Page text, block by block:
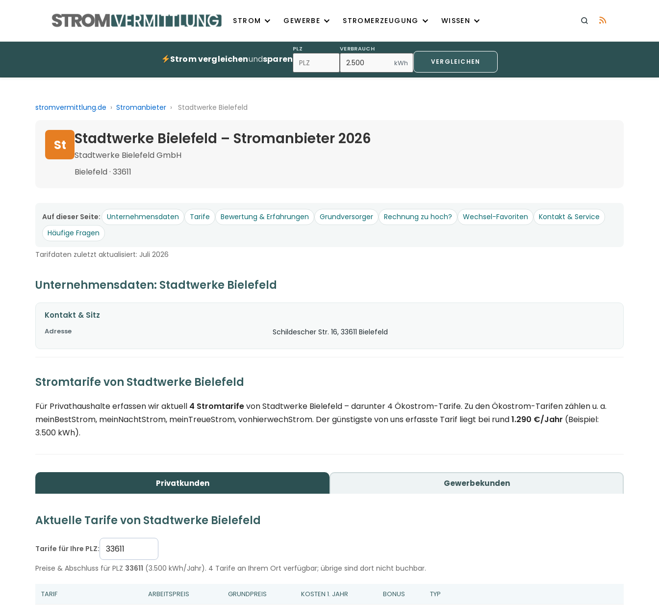
STROM GEWERBE STROMERZEUGUNG WISSEN
Strom vergleichenundsparen
PLZ VERBRAUCH
kWh VERGLEICHEN
stromvermittlung.de › Stromanbieter › Stadtwerke Bielefeld
St Stadtwerke Bielefeld – Stromanbieter 2026
Stadtwerke Bielefeld GmbH
Bielefeld · 33611
Auf dieser Seite: Unternehmensdaten Tarife Bewertung & Erfahrungen Grundversorger Rechnung zu hoch? Wechsel-Favoriten
Kontakt & Service
Häufige Fragen
Tarifdaten zuletzt aktualisiert: Juli 2026
Unternehmensdaten: Stadtwerke Bielefeld
Kontakt & Sitz
Adresse Schildescher Str. 16, 33611 Bielefeld
Stromtarife von Stadtwerke Bielefeld
Für Privathaushalte erfassen wir aktuell 4 Stromtarifevon Stadtwerke Bielefeld – darunter 4 Ökostrom-Tarife. Zu den Ökostrom-Tarifen zählen u. a.
meinBestStrom, meinNachtStrom, meinTreueStrom, vonhierwechStrom. Der günstigste von uns erfasste Tarif liegt bei rund1.290 €/Jahr (Beispiel:
3.500 kWh).
Privatkunden Gewerbekunden
Aktuelle Tarife von Stadtwerke Bielefeld
Tarife für Ihre PLZ:
Preise & Abschluss für PLZ 33611 (3.500 kWh/Jahr). 4 Tarife an Ihrem Ort verfügbar; übrige sind dort nicht buchbar.
TARIF ARBEITSPREIS GRUNDPREIS KOSTEN 1. JAHR BONUS TYP